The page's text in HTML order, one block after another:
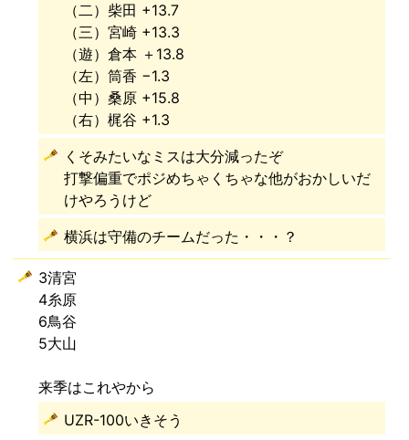
（二）柴田 +13.7
（三）宮崎 +13.3
（遊）倉本 ＋13.8
（左）筒香 −1.3
（中）桑原 +15.8
（右）梶谷 +1.3
くそみたいなミスは大分減ったぞ
打撃偏重でポジめちゃくちゃな他がおかしいだ
けやろうけど
横浜は守備のチームだった・・・？
3清宮
4糸原
6鳥谷
5大山
来季はこれやから
UZR-100いきそう